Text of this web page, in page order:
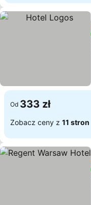
Od 333 zł
Zobacz ceny z 11 stron